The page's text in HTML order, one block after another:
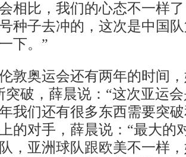
相比，我们的心态不一样
种子去冲的，这次是中国
下。”
奥运会还有两年的时间，
突破，薛晨说：“这次亚运
我们还有很多东西需要突
的对手，薛晨说：“最大的
，亚洲球队跟欧美不一样